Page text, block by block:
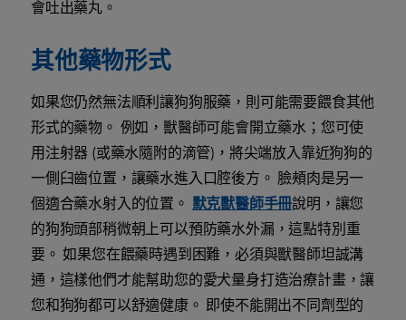
會吐出藥丸。
其他藥物形式
如果您仍然無法順利讓狗狗服藥，則可能需要餵食其他
形式的藥物。 例如，獸醫師可能會開立藥水；您可使
用注射器 (或藥水隨附的滴管)，將尖端放入靠近狗狗的
一側臼齒位置，讓藥水進入口腔後方。 臉頰肉是另一
個適合藥水射入的位置。 默克獸醫師手冊說明，讓您
的狗狗頭部稍微朝上可以預防藥水外漏，這點特別重
要。 如果您在餵藥時遇到困難，必須與獸醫師坦誠溝
通，這樣他們才能幫助您的愛犬量身打造治療計畫，讓
您和狗狗都可以舒適健康。 即使不能開出不同劑型的